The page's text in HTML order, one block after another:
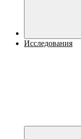
Исследования